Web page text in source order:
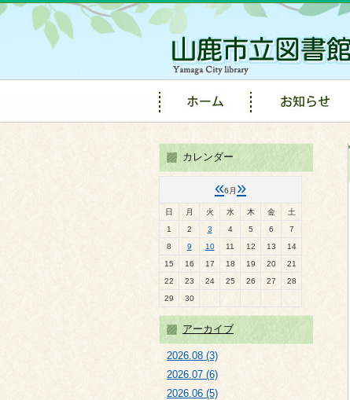
カレンダー
«6月 »
日 月 火 水 木 金
土
1
2 3 4 5 6
7
8
9 10 11 12 13
14
15
16 17 18 19 20
21
22
23 24 25 26 27
28
29
30
アーカイブ
2026.08 (3)
2026.07 (6)
2026.06 (5)